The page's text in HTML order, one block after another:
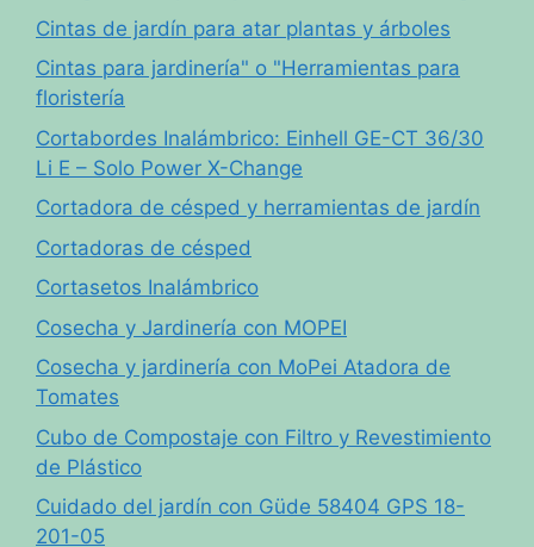
Cintas de jardín para atar plantas y árboles
Cintas para jardinería" o "Herramientas para
floristería
Cortabordes Inalámbrico: Einhell GE-CT 36/30
Li E – Solo Power X-Change
Cortadora de césped y herramientas de jardín
Cortadoras de césped
Cortasetos Inalámbrico
Cosecha y Jardinería con MOPEI
Cosecha y jardinería con MoPei Atadora de
Tomates
Cubo de Compostaje con Filtro y Revestimiento
de Plástico
Cuidado del jardín con Güde 58404 GPS 18-
201-05